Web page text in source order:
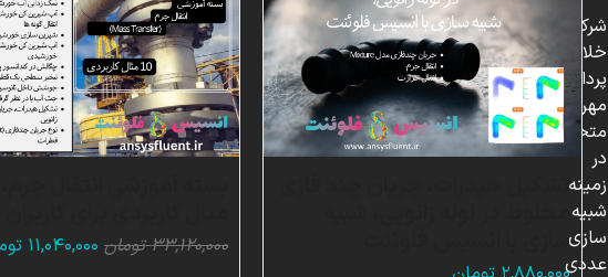
تشکیل هیدرات، جریان چند فازی
سازی با انسیس فلوئنت
۳۳,۱۲۰,۰۰۰ تومان قیمت
۱۱,۰۴۰,۰۰۰
شرکت
خلاق
پردازشگران
مهر،
متخصص
در
زمینه
شبیه
سازی
عددی